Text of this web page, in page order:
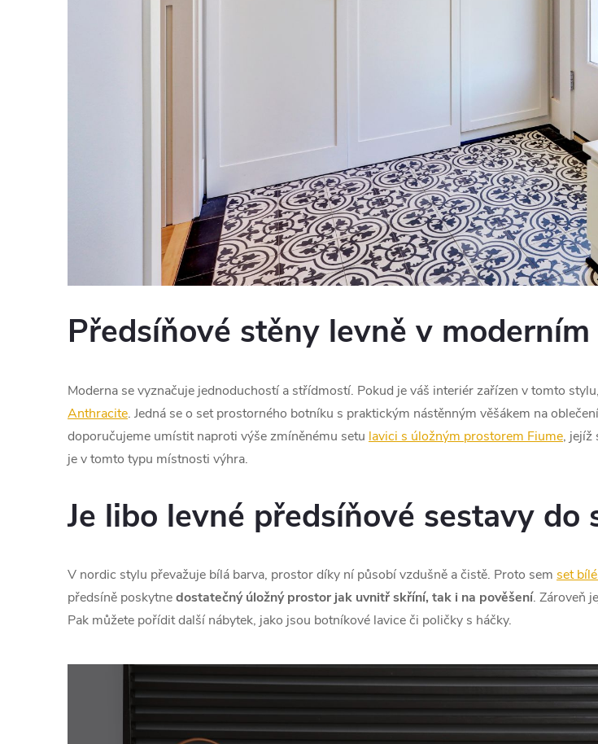
Předsíňové stěny levně v
Moderna se vyznačuje jednoduchostí a střídmostí. Pokud je váš interiér zařízen v tomto
Anthracite. Jedná se o set prostorného botníku s praktickým nástěnným věšákem na
doporučujeme umístit naproti výše zmíněnému setu lavici s úložným prostorem Fiume, jejíž
je v tomto typu místnosti výhra.
Je libo levné předsíňové sestavy
V nordic stylu převažuje bílá barva, prostor díky ní působí vzdušně a čistě. Proto sem set
předsíně poskytnedostatečný úložný prostor jak uvnitř skříní, tak i na pověšení. Zároveň
Pak můžete pořídit další nábytek, jako jsou botníkové lavice či poličky s háčky.